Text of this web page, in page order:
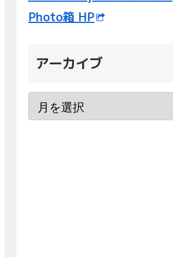
Photo箱 HP
アーカイブ